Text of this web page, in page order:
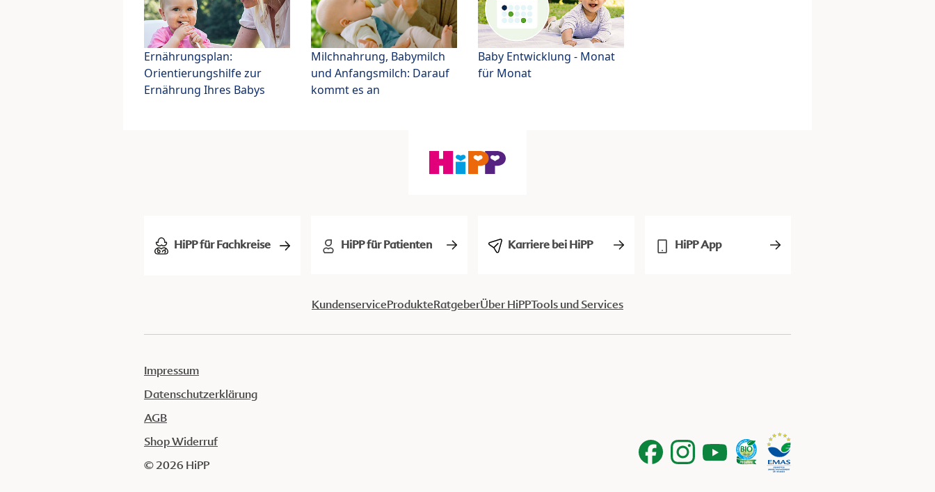
Ernährungsplan:
Orientierungshilfe zur
Ernährung Ihres Babys
Milchnahrung, Babymilch
und Anfangsmilch: Darauf
kommt es an
Baby Entwicklung - Monat
für Monat
HiPP für Fachkreise HiPP für Patienten Karriere bei HiPP HiPP App
KundenserviceProdukteRatgeberÜber HiPPTools und Services
Impressum
Datenschutzerklärung
AGB
Shop Widerruf
© 2026 HiPP